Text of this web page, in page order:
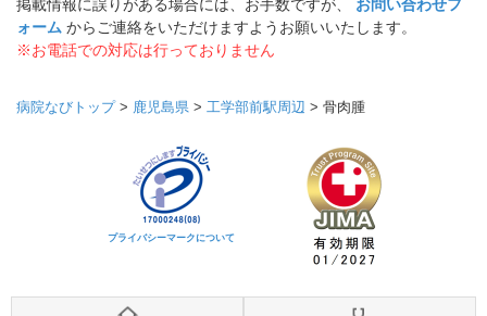
掲載情報に誤りがある場合には、お手数ですが、 お問い合わせフ
ォーム からご連絡をいただけますようお願いいたします。
※お電話での対応は行っておりません
病院なびトップ> 鹿児島県 > 工学部前駅周辺 > 骨肉腫
プライバシーマークについて